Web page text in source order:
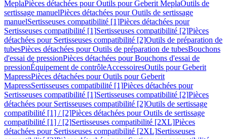
MeplaPièces détachées pour Outils pour Geberit MeplaOutils de
sertissage manuelPièces détachées pour Outils de sertissage
manuelSertisseuses compatibilité [1]Pièces détachées pour
Sertisseuses compatibilité [1]Sertisseuses compatibilité [2]Pièces
détachées pour Sertisseuses compatibilité [2]Outils de préparation de
tubesPièces détachées pour Outils de préparation de tubesBouchons
d'essai de pressionPièces détachées pour Bouchons d'essai de
pressionÉquipement de contrôleAccessoiresOutils pour Geberit
MapressPièces détachées pour Outils pour Geberit
MapressSertisseuses compatibilité [1]Pièces détachées pour
Sertisseuses compatibilité [1]Sertisseuses compatibilité [2]Pièces
détachées pour Sertisseuses compatibilité [2]Outils de sertissage
compatibilité [1] / [2]Pièces détachées pour Outils de sertissage
compatibilité [1] / [2]Sertisseuses compatibilité [2XL]Pièces
détachées pour Sertisseuses compatibilité [2XL]Sertisseuses